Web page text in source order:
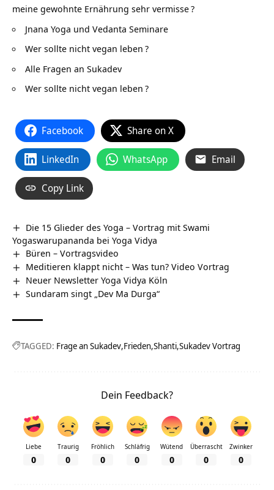
meine gewohnte Ernährung sehr vermisse?
Jnana Yoga und Vedanta Seminare
Wer sollte nicht vegan leben ?
Alle Fragen an Sukadev
Wer sollte nicht vegan leben ?
Facebook Share on X
LinkedIn WhatsApp Email
Copy Link
Die 15 Glieder des Yoga – Vortrag mit Swami
Yogaswarupananda bei Yoga Vidya
Büren‏‎ – Vortragsvideo
Meditieren klappt nicht – Was tun? Video Vortrag
Neuer Newsletter Yoga Vidya Köln
Sundaram singt „Dev Ma Durga“
TAGGED: Frage an Sukadev Frieden Shanti Sukadev Vortrag
Dein Feedback?
Liebe
0
Traurig
0
Fröhlich
0
Schläfrig
0
Wütend
0
Überrascht
0
Zwinker
0